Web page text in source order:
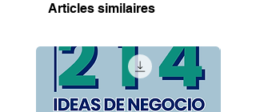
Articles similaires